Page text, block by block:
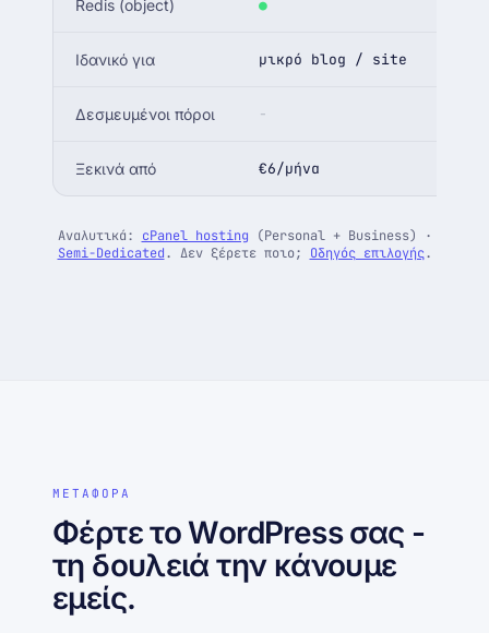
Redis (object) ●
Ιδανικό για μικρό blog / site
Δεσμευμένοι πόροι -
Ξεκινά από €6/μήνα
Αναλυτικά: cPanel hosting (Personal + Business) ·
Semi-Dedicated. Δεν ξέρετε ποιο; Οδηγός επιλογής.
ΜΕΤΑΦΟΡΑ
Φέρτε το WordPress σας -
τη δουλειά την κάνουμε
εμείς.